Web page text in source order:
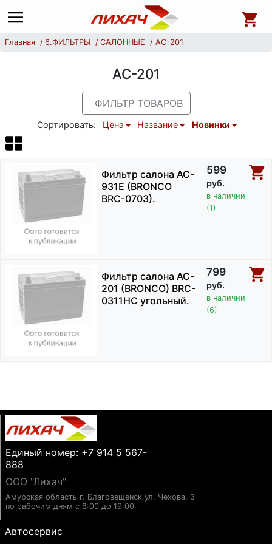
Главная 6.ФИЛЬТРЫ САЛОННЫЕ AC-201
AC-201
ФИЛЬТР ТОВАРОВ
Сортировать: Цена Название Новинки
Фильтр салона AC-
931E (BRONCO
BRC-0703).
599
руб.
в наличии
(1)
Фильтр салона AC-
201 (BRONCO) BRC-
0311HC угольный.
799
руб.
в наличии
(6)
Единый номер: +7 914 5 567-
888
ООО "Лихач"
Амурская область г. Благовещенск ул. Чехова, 3
по рабочим дням с 8:00 до 19:00
Автосервис